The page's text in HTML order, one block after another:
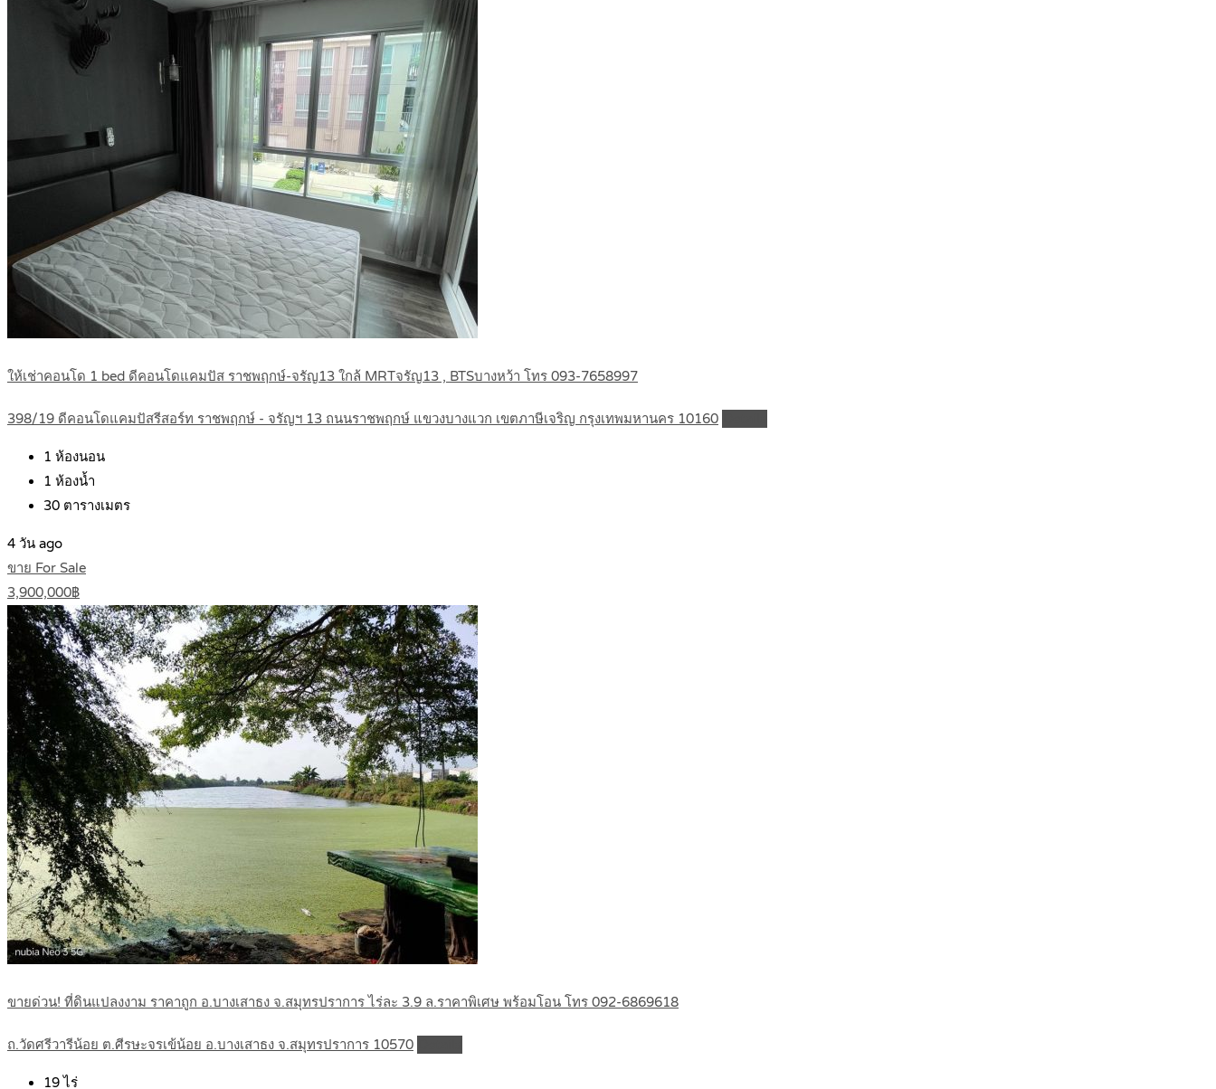
ให้เช่าคอนโด 1 bed ดีคอนโดแคมปัส ราชพฤกษ์-จรัญ13 ใกล้ MRTจรัญ13 , BTSบางหว้า โทร 093-7658997
398/19 ดีคอนโดแคมปัสรีสอร์ท ราชพฤกษ์ - จรัญฯ 13 ถนนราชพฤกษ์ แขวงบางแวก เขตภาษีเจริญ กรุงเทพมหานคร 10160
1 ห้องนอน
1 ห้องน้ำ
30 ตารางเมตร
4 วัน ago
ขาย For Sale
3,900,000฿
ขายด่วน! ที่ดินแปลงงาม ราคาถูก อ.บางเสาธง จ.สมุทรปราการ ไร่ละ 3.9 ล.ราคาพิเศษ พร้อมโอน โทร 092-6869618
ถ.วัดศรีวารีน้อย ต.ศีรษะจรเข้น้อย อ.บางเสาธง จ.สมุทรปราการ 10570
19ไร่